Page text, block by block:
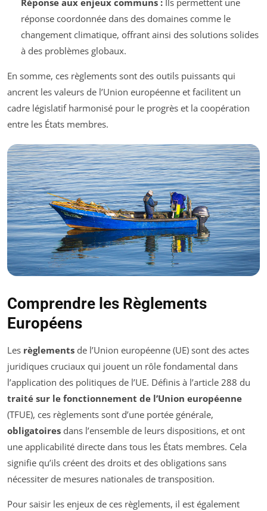
réponse coordonnée dans des domaines comme le
changement climatique, offrant ainsi des solutions solides
à des problèmes globaux.
En somme, ces règlements sont des outils puissants qui
ancrent les valeurs de l’Union européenne et facilitent un
cadre législatif harmonisé pour le progrès et la coopération
entre les États membres.
Comprendre les Règlements
Européens
Les règlements de l’Union européenne (UE) sont des actes
juridiques cruciaux qui jouent un rôle fondamental dans
l’application des politiques de l’UE. Définis à l’article 288 du
traité sur le fonctionnement de l’Union européenne
(TFUE), ces règlements sont d’une portée générale,
obligatoires dans l’ensemble de leurs dispositions, et ont
une applicabilité directe dans tous les États membres. Cela
signifie qu’ils créent des droits et des obligations sans
nécessiter de mesures nationales de transposition.
Pour saisir les enjeux de ces règlements, il est également